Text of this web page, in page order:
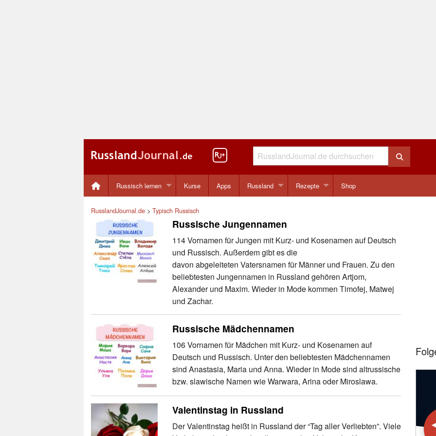
Russisch lernen Kurse Apps Russland Rezepte Shop
RusslandJournal.de > Typisch Russisch
Russische Jungennamen
114 Vornamen für Jungen mit Kurz- und Kosenamen auf Deutsch
und Russisch. Außerdem gibt es die
davon abgeleiteten Vatersnamen für Männer und Frauen. Zu den
beliebtesten Jungennamen in Russland gehören Artjom,
Alexander und Maxim. Wieder in Mode kommen Timofej, Matwej
und Zachar.
Russische Mädchennamen
106 Vornamen für Mädchen mit Kurz- und Kosenamen auf
Deutsch und Russisch. Unter den beliebtesten Mädchennamen
sind Anastasia, Maria und Anna. Wieder in Mode sind altrussische
bzw. slawische Namen wie Warwara, Arina oder Miroslawa.
Valentinstag in Russland
Der Valentinstag heißt in Russland der “Tag aller Verliebten”. Viele